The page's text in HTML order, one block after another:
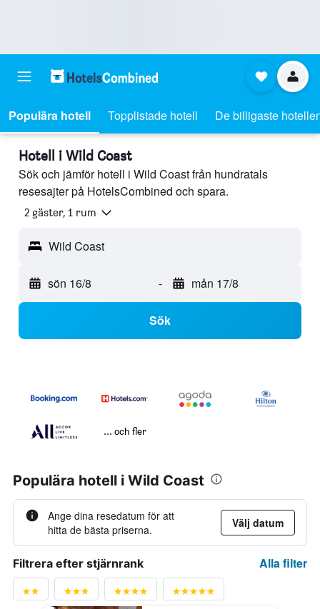
Populära hotell Topplistade hotell De billigaste
Hotell i Wild Coast
Sök och jämför hotell i Wild Coast från hundratals
resesajter på HotelsCombined och spara.
2 gäster, 1 rum
Wild Coast
sön 16/8 - mån 17/8
Sök
... och fler
Populära hotell i Wild Coast
Ange dina resedatum för att
hitta de bästa priserna.
Välj datum
Filtrera efter stjärnrank Alla filter